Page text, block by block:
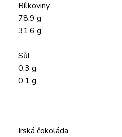
Bílkoviny
78,9 g
31,6 g
Sůl
0,3 g
0,1 g
Irská čokoláda